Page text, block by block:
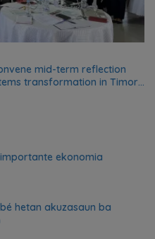
mid-term reflection
transformation in Timor-
ekonomia
hetan akuzasaun ba